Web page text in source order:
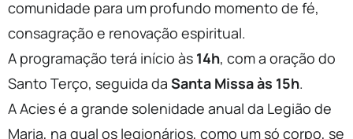
comunidade para um profundo momento de fé,
consagração e renovação espiritual.
A programação terá início às 14h, com a oração do
Santo Terço, seguida da Santa Missa às 15h.
A Acies é a grande solenidade anual da Legião de
Maria, na qual os legionários, como um só corpo, se